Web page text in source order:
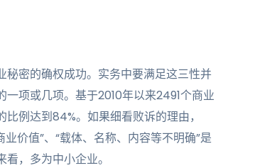
密的确权成功。实务中要满足这三性并
项或几项。基于2010年以来2491个商业
例达到84%。如果细看败诉的理由，
价值”、“载体、名称、内容等不明确”是
，多为中小企业。